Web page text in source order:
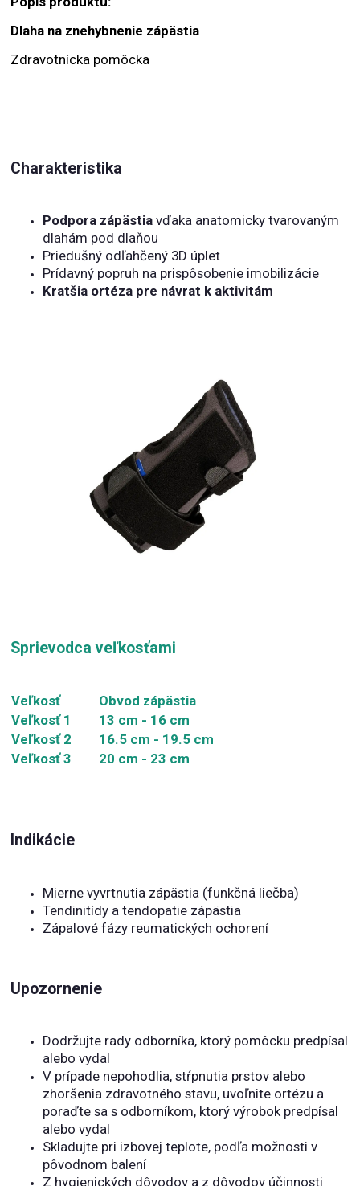
Dlaha na znehybnenie zápästia
Zdravotnícka pomôcka
Charakteristika
Podpora zápästia vďaka anatomicky tvarovaným
dlahám pod dlaňou
Priedušný odľahčený 3D úplet
Prídavný popruh na prispôsobenie imobilizácie
Kratšia ortéza pre návrat k aktivitám
Sprievodca veľkosťami
Veľkosť
Obvod zápästia
Veľkosť 1
13 cm - 16 cm
Veľkosť 2
16.5 cm - 19.5 cm
Veľkosť 3
20 cm - 23 cm
Indikácie
Mierne vyvrtnutia zápästia (funkčná liečba)
Tendinitídy a tendopatie zápästia
Zápalové fázy reumatických ochorení
Upozornenie
Dodržujte rady odborníka, ktorý pomôcku predpísal
alebo vydal
V prípade nepohodlia, stŕpnutia prstov alebo
zhoršenia zdravotného stavu, uvoľnite ortézu a
poraďte sa s odborníkom, ktorý výrobok predpísal
alebo vydal
Skladujte pri izbovej teplote, podľa možnosti v
pôvodnom balení
Z hygienických dôvodov a z dôvodov účinnosti